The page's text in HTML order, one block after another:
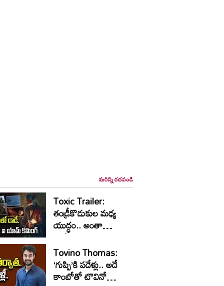
మరిన్ని చదవండి
Toxic Trailer:
తండ్రీకొడుకుల మధ్య
యుద్ధం.. అంతా
రక్తపాతం
Tovino Thomas:
‘గుప్పి’కి పదేళ్లు.. అదే
కాంబోతో టొవినో